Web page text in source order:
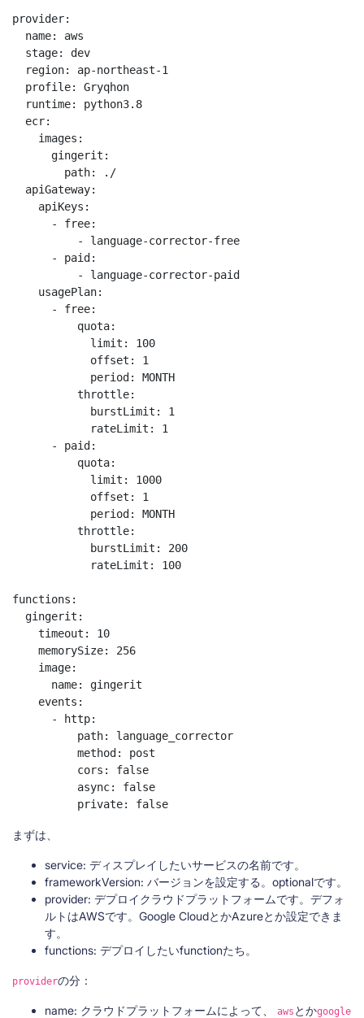
provider:
  name: aws
  stage: dev
  region: ap-northeast-1
  profile: Gryqhon
  runtime: python3.8
  ecr:
    images:
      gingerit:
        path: ./
  apiGateway:
    apiKeys:
      - free:
          - language-corrector-free
      - paid:
          - language-corrector-paid
    usagePlan:
      - free:
          quota:
            limit: 100
            offset: 1
            period: MONTH
          throttle:
            burstLimit: 1
            rateLimit: 1
      - paid:
          quota:
            limit: 1000
            offset: 1
            period: MONTH
          throttle:
            burstLimit: 200
            rateLimit: 100
functions:
  gingerit:
    timeout: 10
    memorySize: 256
    image:
      name: gingerit
    events:
      - http:
          path: language_corrector
          method: post
          cors: false
          async: false
          private: false
まずは、
service: ディスプレイしたいサービスの名前です。
frameworkVersion: バージョンを設定する。optionalです。
provider: デプロイクラウドプラットフォームです。デフォ
ルトはAWSです。Google CloudとかAzureとか設定できま
す。
functions: デプロイしたいfunctionたち。
providerの分：
name: クラウドプラットフォームによって、 aws とかgoogle